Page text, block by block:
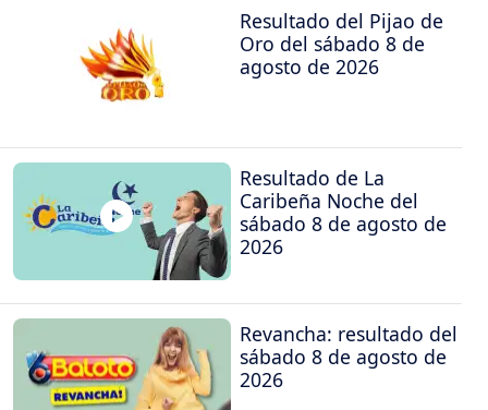
Resultado del Pijao de
Oro del sábado 8 de
agosto de 2026
Resultado de La
Caribeña Noche del
sábado 8 de agosto de
2026
Revancha: resultado del
sábado 8 de agosto de
2026